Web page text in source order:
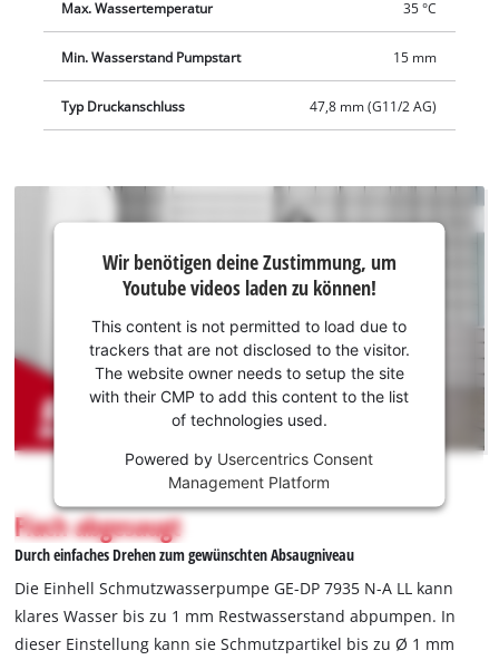
einsatzbereit und eine Kabelaufwicklung sorgt für ein
sauberes Verstauen. Der Lieferumfang enthält einen Quick-
Connector zum schnellen Schlauchwechsel und einen
1") AG.
Max. Wassertemperatur 35 °C
Min. Wasserstand Pumpstart 15 mm
Typ Druckanschluss 47,8 mm (G11/2 AG)
benötigen
Zustimmung,
um Youtube
laden zu
können!
This
content
not
permitted
to
load
to
trackers
Wir benötigen deine Zustimmung, um
Youtube videos laden zu können!
This content is not permitted to load due to
trackers that are not disclosed to the visitor.
The website owner needs to setup the site
with their CMP to add this content to the list
of technologies used.
Powered by Usercentrics Consent
Management Platform
Flach abgesaugt
Durch einfaches Drehen zum gewünschten Absaugniveau
Die Einhell Schmutzwasserpumpe GE-DP 7935 N-A LL kann
klares Wasser bis zu 1 mm Restwasserstand abpumpen. In
dieser Einstellung kann sie Schmutzpartikel bis zu Ø 1 mm